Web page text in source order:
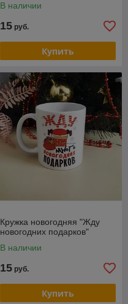
В наличии
15 руб.
Купить
Кружка новогодняя "Жду
новогодних подарков"
В наличии
15 руб.
Купить